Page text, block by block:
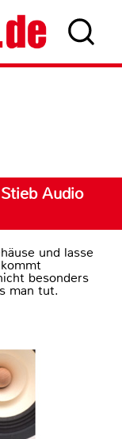
Audio
und lasse
besonders
man tut.